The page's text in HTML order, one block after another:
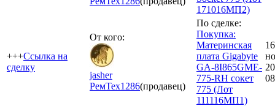
171016МП2)
+++Ссылка на
сделку
От кого:
jasher
РемТех1286(продавец)
По сделке:
Покупка:
Материнская
плата Gigabyte
GA-8I865GME-
775-RH сокет
775 (Лот
111116МП1)
16